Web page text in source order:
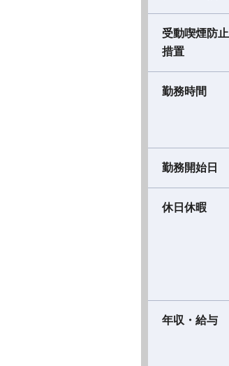
受動喫煙防止
措置
勤務時間
勤務開始日
休日休暇
年収・給与